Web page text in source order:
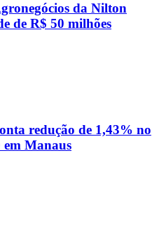
da Nilton
de R$ 50 milhões
redução de 1,43% no
em Manaus